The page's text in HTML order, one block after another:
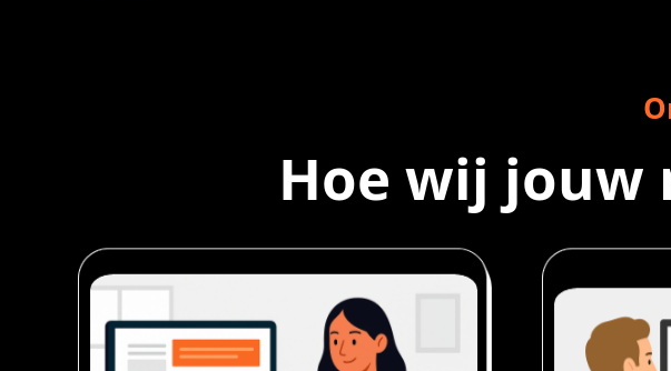
Hoe wij jouw